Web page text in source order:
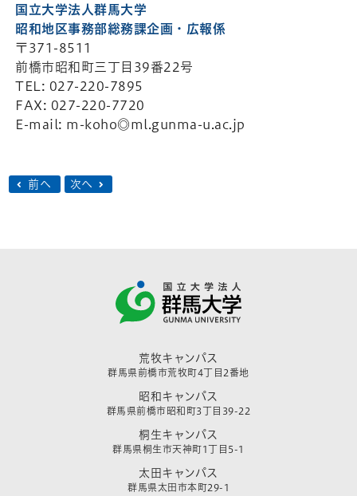
国立大学法人群馬大学
昭和地区事務部総務課企画・広報係
〒371-8511
前橋市昭和町三丁目39番22号
TEL: 027-220-7895
FAX: 027-220-7720
E-mail: m-koho◎ml.gunma-u.ac.jp
前へ 次へ
荒牧キャンパス
群馬県前橋市荒牧町4丁目2番地
昭和キャンパス
群馬県前橋市昭和町3丁目39-22
桐生キャンパス
群馬県桐生市天神町1丁目5-1
太田キャンパス
群馬県太田市本町29-1